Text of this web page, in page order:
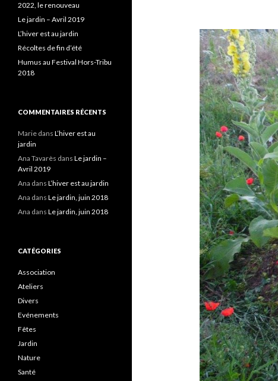
2022, le renouveau
Le jardin – Avril 2019
L’hiver est au jardin
Récoltes de fin d’été
Humus au Festival Hors-Tribu
2018
COMMENTAIRES RÉCENTS
Marie dans L’hiver est au
jardin
Ana Tavarès dans Le jardin –
Avril 2019
Ana dans L’hiver est au jardin
Ana dans Le jardin, juin 2018
Ana dans Le jardin, juin 2018
CATÉGORIES
Association
Ateliers
Divers
Evénements
Fêtes
Jardin
Nature
Santé